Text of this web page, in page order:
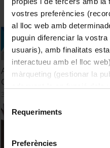
vostres preferències
al lloc web amb
puguin diferenciar la vostra
usuaris), amb finalitats
interactueu amb el lloc
màrqueting (gestionar la
consultar laPolítica de
Selecció
Requeriments
Preferències
Acte de cloenda dels cursos
Ciències de l’Esport. IL3. 2025